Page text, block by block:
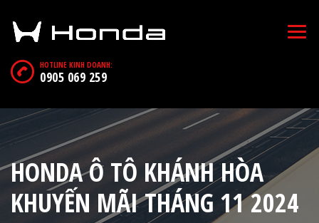
HOTLINE KINH DOANH:
0905 069 259
HONDA Ô TÔ KHÁNH HÒA
KHUYẾN MÃI THÁNG 11 2024